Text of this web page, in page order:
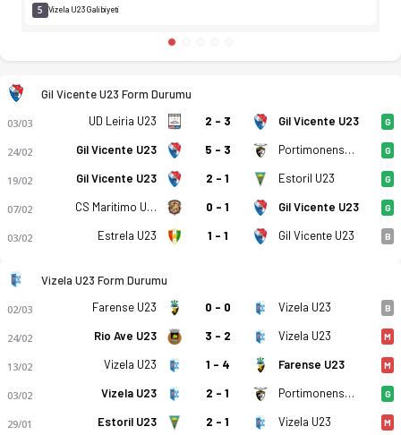
5 Vizela U23 Galibiyeti
Gil Vicente U23 Form Durumu
03/03 UD Leiria U23 2 - 3 Gil Vicente U23 G
24/02 Gil Vicente U23 5 - 3 Portimonense U23 G
19/02 Gil Vicente U23 2 - 1 Estoril U23 G
07/02 CS Maritimo U23 0 - 1 Gil Vicente U23 G
03/02 Estrela U23 1 - 1 Gil Vicente U23 B
Vizela U23 Form Durumu
02/03 Farense U23 0 - 0 Vizela U23 B
24/02 Rio Ave U23 3 - 2 Vizela U23 M
13/02 Vizela U23 1 - 4 Farense U23 M
03/02 Vizela U23 2 - 1 Portimonense U23 G
29/01 Estoril U23 2 - 1 Vizela U23 M